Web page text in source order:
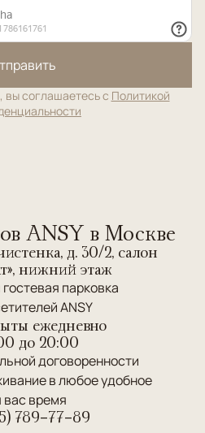
соглашаетесь с Политикой
ANSY в Москве
д. 30/2, салон
нижний этаж
парковка
ANSY
ежедневно
до 20:00
договоренности
в любое удобное
вас время
789-77-89